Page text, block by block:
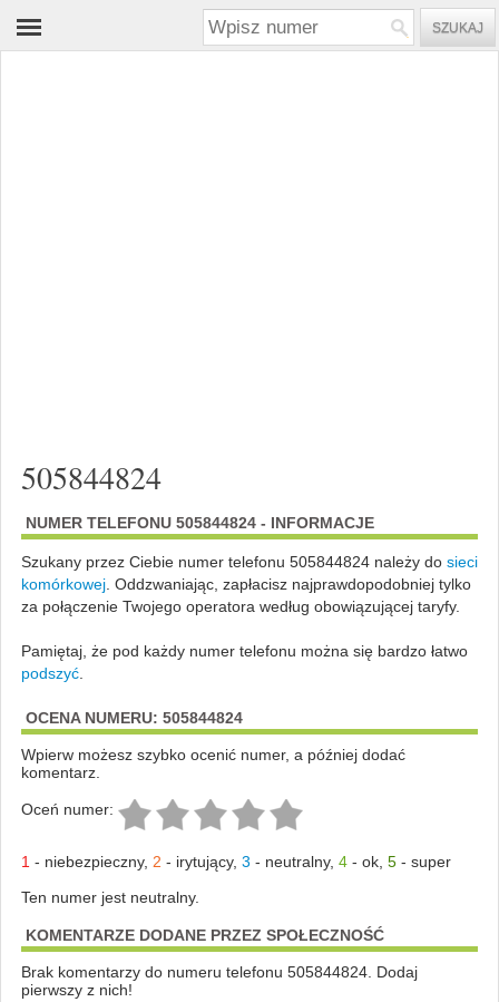
505844824
NUMER TELEFONU 505844824 - INFORMACJE
Szukany przez Ciebie numer telefonu 505844824 należy do sieci
komórkowej. Oddzwaniając, zapłacisz najprawdopodobniej tylko
za połączenie Twojego operatora według obowiązującej taryfy.
Pamiętaj, że pod każdy numer telefonu można się bardzo łatwo
podszyć.
OCENA NUMERU: 505844824
Wpierw możesz szybko ocenić numer, a później dodać
komentarz.
Oceń numer:
1 - niebezpieczny, 2 - irytujący, 3 - neutralny, 4- ok, 5- super
Ten numer jest neutralny.
KOMENTARZE DODANE PRZEZ SPOŁECZNOŚĆ
Brak komentarzy do numeru telefonu 505844824. Dodaj
pierwszy z nich!